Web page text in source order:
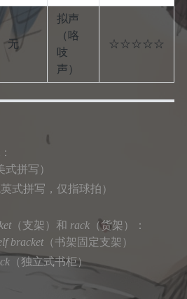
无
拟声
（咯
吱
声）
☆☆☆☆☆
：
拼写）
式拼写，仅指球拍）
（支架）和 rack（货架）：
bracket（书架固定支架）
（独立式书柜）